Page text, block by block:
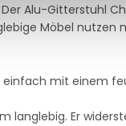
Alu-Gitterstuhl
Möbel nutzen
einfach mit einem
langlebig. Er